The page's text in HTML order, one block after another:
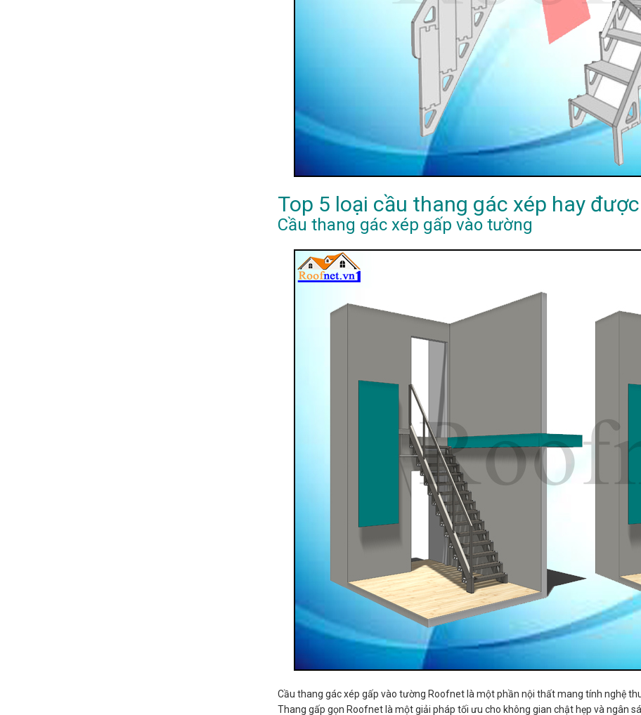
Top 5 loại cầu thang gác xép hay
Cầu thang gác xép gấp vào tường
Cầu thang gác xép gấp vào tường Roofnet là một phần nội thất mang tính nghệ
Thang gấp gọn Roofnet là một giải pháp tối ưu cho không gian chật hẹp và ngân